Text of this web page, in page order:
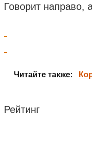
Говорит направо,
Читайте также:
Рейтинг